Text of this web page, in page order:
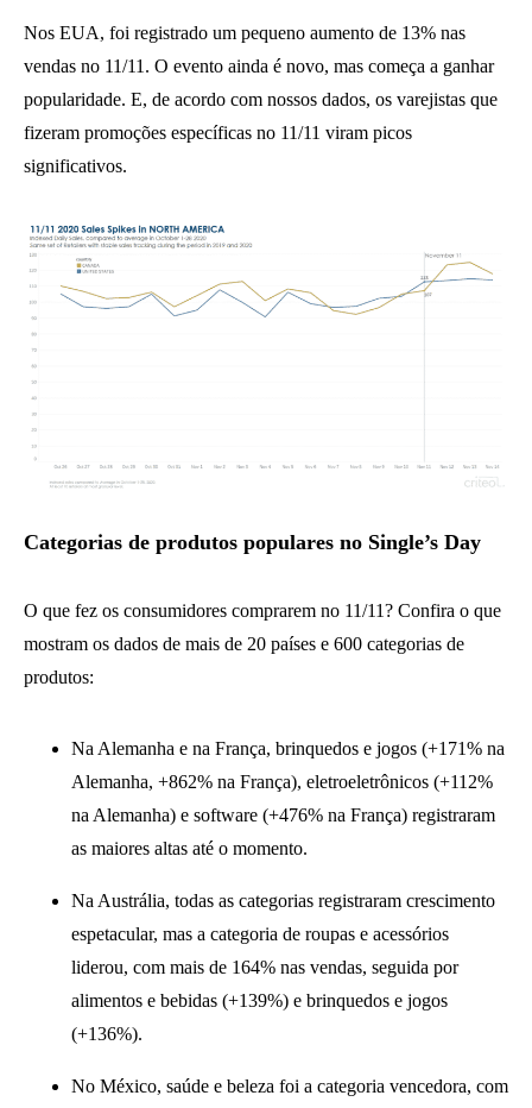
Nos EUA, foi registrado um pequeno aumento de 13% nas
vendas no 11/11. O evento ainda é novo, mas começa a ganhar
popularidade. E, de acordo com nossos dados, os varejistas que
fizeram promoções específicas no 11/11 viram picos
significativos.
Categorias de produtos populares no Single’s Day
O que fez os consumidores comprarem no 11/11? Confira o que
mostram os dados de mais de 20 países e 600 categorias de
produtos:
Na Alemanha e na França, brinquedos e jogos (+171% na
Alemanha, +862% na França), eletroeletrônicos (+112%
na Alemanha) e software (+476% na França) registraram
as maiores altas até o momento.
Na Austrália, todas as categorias registraram crescimento
espetacular, mas a categoria de roupas e acessórios
liderou, com mais de 164% nas vendas, seguida por
alimentos e bebidas (+139%) e brinquedos e jogos
(+136%).
No México, saúde e beleza foi a categoria vencedora, com